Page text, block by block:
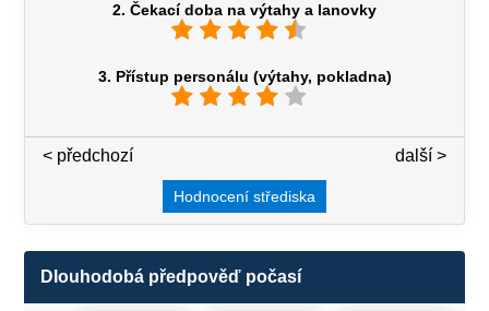
2. Čekací doba na výtahy a lanovky
3. Přístup personálu (výtahy, pokladna)
další >
< předchozí
Hodnocení střediska
Dlouhodobá předpověď počasí